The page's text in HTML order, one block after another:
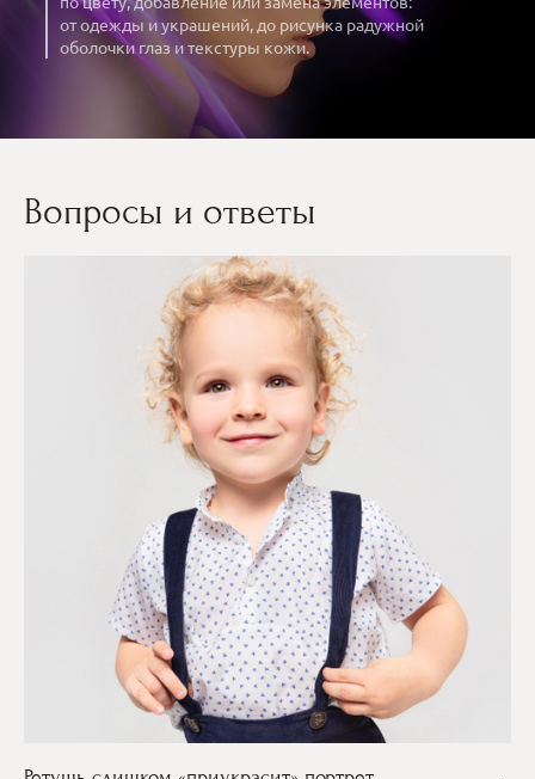
от одежды и украшений, до рисунка радужной
оболочки глаз и текстуры кожи.
Вопросы и ответы